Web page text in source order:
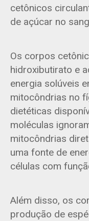
cetônicos
de açúcar no
Os corpos
hidroxibutirato e
energia solúveis
mitocôndrias no
dietéticas
moléculas
mitocôndrias
uma fonte de
células com
Além disso, os
produção de